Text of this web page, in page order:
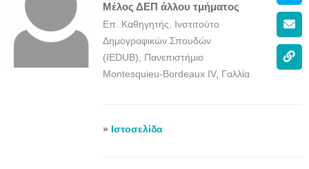
Μέλος ΔΕΠ άλλου τμήματος
Επ. Καθηγητής, Ινστιτούτο
Δημογραφικών Σπουδών
(IEDUB), Πανεπιστήμιο
Montesquieu-Bordeaux IV, Γαλλία
» Ιστοσελίδα